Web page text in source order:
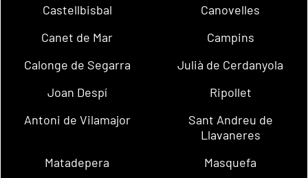
Castellbisbal
Canovelles
Canet de Mar
Campins
Calonge de Segarra
Julià de Cerdanyola
Joan Despí
Ripollet
Antoni de Vilamajor
Sant Andreu de
Llavaneres
Matadepera
Masquefa